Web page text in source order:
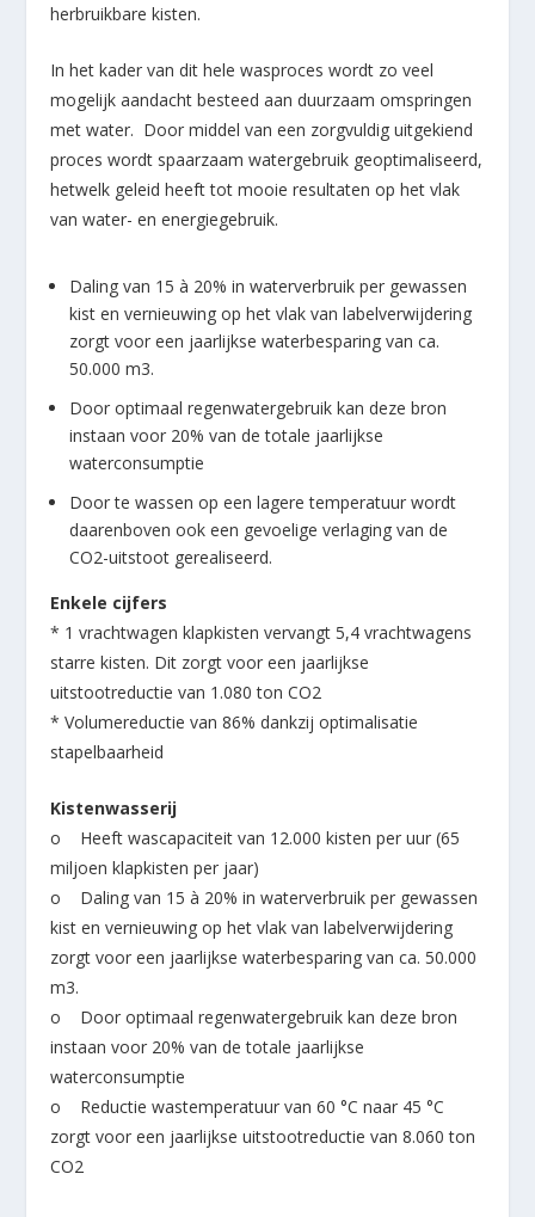
herbruikbare kisten.
In het kader van dit hele wasproces wordt zo veel
mogelijk aandacht besteed aan duurzaam omspringen
met water. Door middel van een zorgvuldig uitgekiend
proces wordt spaarzaam watergebruik geoptimaliseerd,
hetwelk geleid heeft tot mooie resultaten op het vlak
van water- en energiegebruik.
Daling van 15 à 20% in waterverbruik per gewassen
kist en vernieuwing op het vlak van labelverwijdering
zorgt voor een jaarlijkse waterbesparing van ca.
50.000 m3.
Door optimaal regenwatergebruik kan deze bron
instaan voor 20% van de totale jaarlijkse
waterconsumptie
Door te wassen op een lagere temperatuur wordt
daarenboven ook een gevoelige verlaging van de
CO2-uitstoot gerealiseerd.
Enkele cijfers
* 1 vrachtwagen klapkisten vervangt 5,4 vrachtwagens
starre kisten. Dit zorgt voor een jaarlijkse
uitstootreductie van 1.080 ton CO2
* Volumereductie van 86% dankzij optimalisatie
stapelbaarheid
Kistenwasserij
o Heeft wascapaciteit van 12.000 kisten per uur (65
miljoen klapkisten per jaar)
o Daling van 15 à 20% in waterverbruik per gewassen
kist en vernieuwing op het vlak van labelverwijdering
zorgt voor een jaarlijkse waterbesparing van ca. 50.000
m3.
o Door optimaal regenwatergebruik kan deze bron
instaan voor 20% van de totale jaarlijkse
waterconsumptie
o Reductie wastemperatuur van 60 °C naar 45 °C
zorgt voor een jaarlijkse uitstootreductie van 8.060 ton
CO2